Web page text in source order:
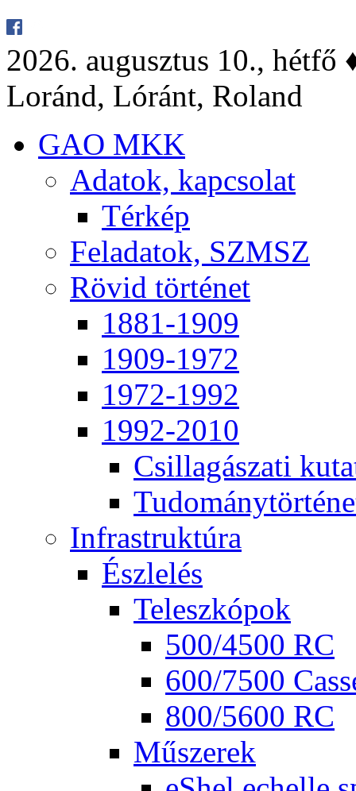
2026. au­gusz­tus 10.,
Lo­ránd, Ló­ránt, Ro­land
GAO MKK
Ada­tok, kap­cso­lat
Tér­kép
Fel­ada­tok, SZMSZ
Rö­vid tör­té­net
1881-1909
1909-1972
1972-1992
1992-2010
Csil­la­gá­sza­ti
Inf­ra­struk­tú­ra
Ész­le­lés
Te­lesz­kó­pok
500/4500 RC
600/7500
800/5600 RC
Mű­sze­rek